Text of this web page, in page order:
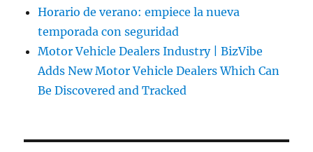
Horario de verano: empiece la nueva
temporada con seguridad
Motor Vehicle Dealers Industry | BizVibe
Adds New Motor Vehicle Dealers Which Can
Be Discovered and Tracked